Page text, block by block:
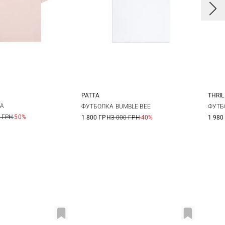
ГРН-50%
XS S
PATTA
ФУТБОЛКА BUMBLE BEE
1 800 ГРН3 000 ГРН-40%
6
1